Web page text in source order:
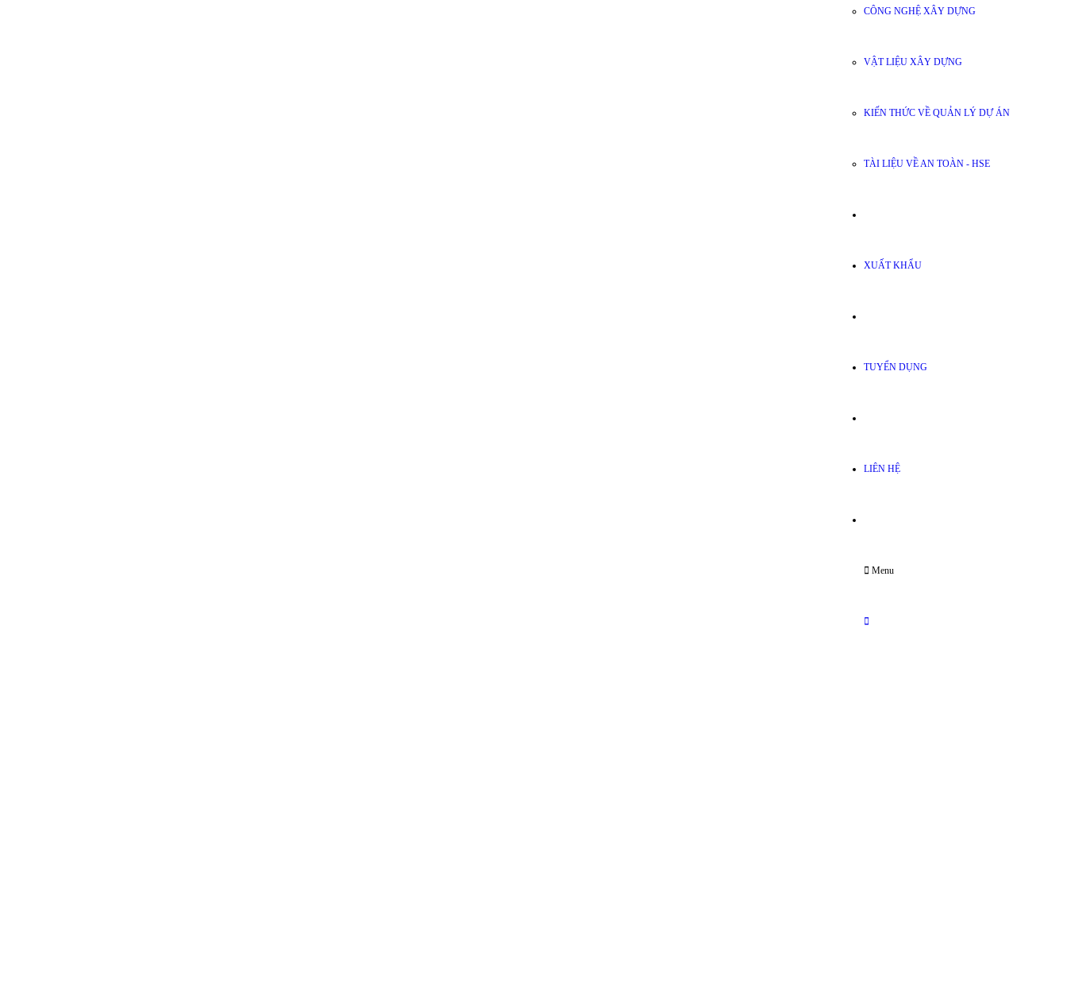
CÔNG NGHỆ XÂY DỰNG
VẬT LIỆU XÂY DỰNG
KIẾN THỨC VỀ QUẢN LÝ DỰ ÁN
TÀI LIỆU VỀ AN TOÀN - HSE
XUẤT KHẨU
TUYỂN DỤNG
LIÊN HỆ
Menu